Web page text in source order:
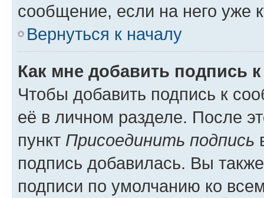
сообщение, если на него уже
Вернуться к началу
Как мне добавить подпись
Чтобы добавить подпись к
её в личном разделе. После
пункт Присоединить подпись
подпись добавилась. Вы
подписи по умолчанию ко